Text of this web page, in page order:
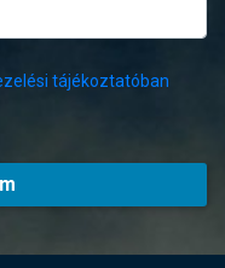
tájékoztatóban